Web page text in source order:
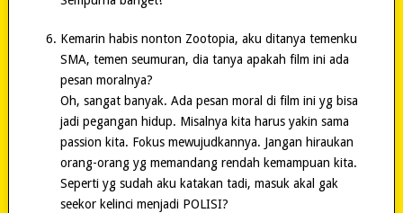
Kemarin habis nonton Zootopia, aku ditanya temenku
SMA, temen seumuran, dia tanya apakah film ini ada
pesan moralnya?
Oh, sangat banyak. Ada pesan moral di film ini yg bisa
jadi pegangan hidup. Misalnya kita harus yakin sama
passion kita. Fokus mewujudkannya. Jangan hiraukan
orang-orang yg memandang rendah kemampuan kita.
Seperti yg sudah aku katakan tadi, masuk akal gak
seekor kelinci menjadi POLISI?